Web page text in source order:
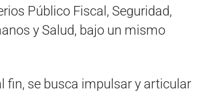
Público Fiscal, Seguridad,
y Salud, bajo un mismo
fin, se busca impulsar y articular